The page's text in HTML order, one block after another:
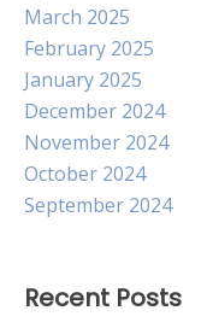
March 2025
February 2025
January 2025
December 2024
November 2024
October 2024
September 2024
Recent Posts